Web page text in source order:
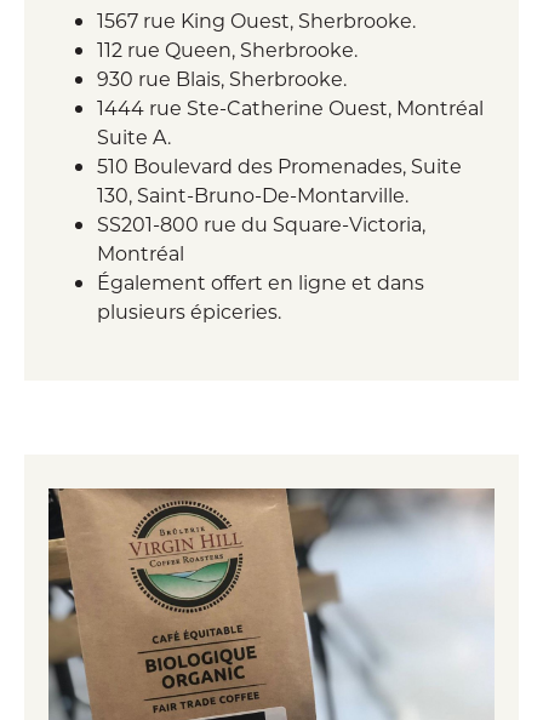
1567 rue King Ouest, Sherbrooke.
112 rue Queen, Sherbrooke.
930 rue Blais, Sherbrooke.
1444 rue Ste-Catherine Ouest, Montréal
Suite A.
510 Boulevard des Promenades, Suite
130, Saint-Bruno-De-Montarville.
SS201-800 rue du Square-Victoria,
Montréal
Également offert en ligne et dans
plusieurs épiceries.